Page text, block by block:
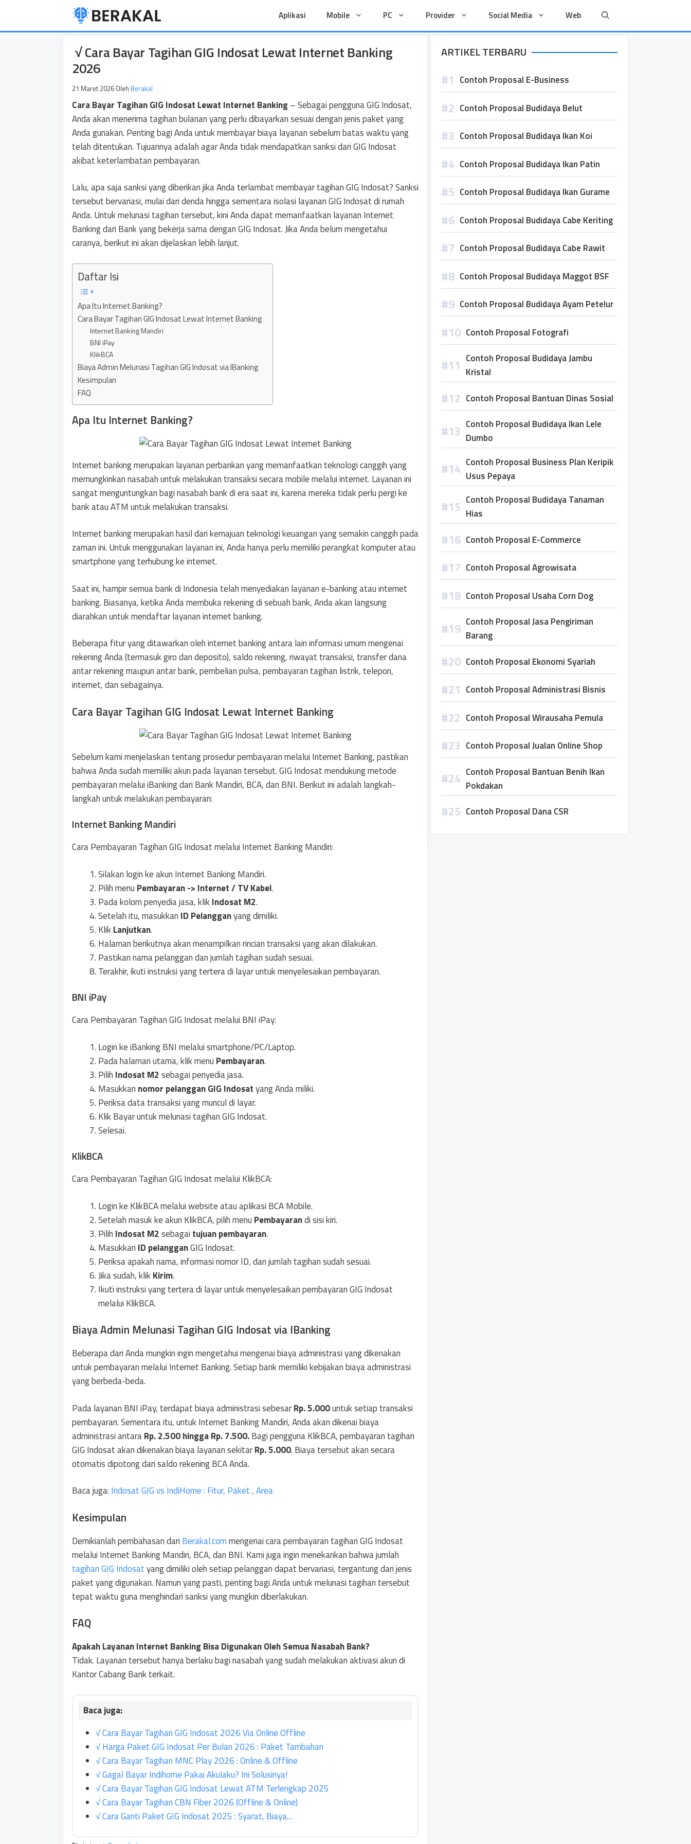
isi
Aplikasi Mobile PC Provider Social Media Web
√ Cara Bayar Tagihan GIG Indosat Lewat Internet Banking
2026
21 Maret 2026 Oleh Berakal
Cara Bayar Tagihan GIG Indosat Lewat Internet Banking – Sebagai pengguna GIG Indosat,
Anda akan menerima tagihan bulanan yang perlu dibayarkan sesuai dengan jenis paket yang
Anda gunakan. Penting bagi Anda untuk membayar biaya layanan sebelum batas waktu yang
telah ditentukan. Tujuannya adalah agar Anda tidak mendapatkan sanksi dari GIG Indosat
akibat keterlambatan pembayaran.
Lalu, apa saja sanksi yang diberikan jika Anda terlambat membayar tagihan GIG Indosat? Sanksi
tersebut bervariasi, mulai dari denda hingga sementara isolasi layanan GIG Indosat di rumah
Anda. Untuk melunasi tagihan tersebut, kini Anda dapat memanfaatkan layanan Internet
Banking dari Bank yang bekerja sama dengan GIG Indosat. Jika Anda belum mengetahui
caranya, berikut ini akan dijelaskan lebih lanjut.
Daftar Isi
Apa Itu Internet Banking?
Cara Bayar Tagihan GIG Indosat Lewat Internet Banking
Internet Banking Mandiri
BNI iPay
KlikBCA
Biaya Admin Melunasi Tagihan GIG Indosat via IBanking
Kesimpulan
FAQ
Apa Itu Internet Banking?
Internet banking merupakan layanan perbankan yang memanfaatkan teknologi canggih yang
memungkinkan nasabah untuk melakukan transaksi secara mobile melalui internet. Layanan ini
sangat menguntungkan bagi nasabah bank di era saat ini, karena mereka tidak perlu pergi ke
bank atau ATM untuk melakukan transaksi.
Internet banking merupakan hasil dari kemajuan teknologi keuangan yang semakin canggih pada
zaman ini. Untuk menggunakan layanan ini, Anda hanya perlu memiliki perangkat komputer atau
smartphone yang terhubung ke internet.
Saat ini, hampir semua bank di Indonesia telah menyediakan layanan e-banking atau internet
banking. Biasanya, ketika Anda membuka rekening di sebuah bank, Anda akan langsung
diarahkan untuk mendaftar layanan internet banking.
Beberapa fitur yang ditawarkan oleh internet banking antara lain informasi umum mengenai
rekening Anda (termasuk giro dan deposito), saldo rekening, riwayat transaksi, transfer dana
antar rekening maupun antar bank, pembelian pulsa, pembayaran tagihan listrik, telepon,
internet, dan sebagainya.
Cara Bayar Tagihan GIG Indosat Lewat Internet Banking
Sebelum kami menjelaskan tentang prosedur pembayaran melalui Internet Banking, pastikan
bahwa Anda sudah memiliki akun pada layanan tersebut. GIG Indosat mendukung metode
pembayaran melalui iBanking dari Bank Mandiri, BCA, dan BNI. Berikut ini adalah langkah-
langkah untuk melakukan pembayaran:
Internet Banking Mandiri
Cara Pembayaran Tagihan GIG Indosat melalui Internet Banking Mandiri:
Silakan login ke akun Internet Banking Mandiri.
Pilih menu Pembayaran -> Internet / TV Kabel.
Pada kolom penyedia jasa, klik Indosat M2.
Setelah itu, masukkan ID Pelangganyang dimiliki.
Klik Lanjutkan.
Halaman berikutnya akan menampilkan rincian transaksi yang akan dilakukan.
Pastikan nama pelanggan dan jumlah tagihan sudah sesuai.
Terakhir, ikuti instruksi yang tertera di layar untuk menyelesaikan pembayaran.
BNI iPay
Cara Pembayaran Tagihan GIG Indosat melalui BNI iPay:
Login ke iBanking BNI melalui smartphone/PC/Laptop.
Pada halaman utama, klik menu Pembayaran.
Pilih Indosat M2 sebagai penyedia jasa.
Masukkan nomor pelanggan GIG Indosatyang Anda miliki.
Periksa data transaksi yang muncul di layar.
Klik Bayar untuk melunasi tagihan GIG Indosat.
Selesai.
KlikBCA
Cara Pembayaran Tagihan GIG Indosat melalui KlikBCA:
Login ke KlikBCA melalui website atau aplikasi BCA Mobile.
Setelah masuk ke akun KlikBCA, pilih menu Pembayarandi sisi kiri.
Pilih Indosat M2 sebagai tujuan pembayaran.
Masukkan ID pelangganGIG Indosat.
Periksa apakah nama, informasi nomor ID, dan jumlah tagihan sudah sesuai.
Jika sudah, klik Kirim.
Ikuti instruksi yang tertera di layar untuk menyelesaikan pembayaran GIG Indosat
melalui KlikBCA.
Biaya Admin Melunasi Tagihan GIG Indosat via IBanking
Beberapa dari Anda mungkin ingin mengetahui mengenai biaya administrasi yang dikenakan
untuk pembayaran melalui Internet Banking. Setiap bank memiliki kebijakan biaya administrasi
yang berbeda-beda.
Pada layanan BNI iPay, terdapat biaya administrasi sebesarRp. 5.000untuk setiap transaksi
pembayaran. Sementara itu, untuk Internet Banking Mandiri, Anda akan dikenai biaya
administrasi antaraRp. 2.500 hingga Rp. 7.500.Bagi pengguna KlikBCA, pembayaran tagihan
GIG Indosat akan dikenakan biaya layanan sekitarRp. 5.000. Biaya tersebut akan secara
otomatis dipotong dari saldo rekening BCA Anda.
Baca juga: Indosat GIG vs IndiHome : Fitur, Paket , Area
Kesimpulan
Demikianlah pembahasan dari Berakal.commengenai cara pembayaran tagihan GIG Indosat
melalui Internet Banking Mandiri, BCA, dan BNI. Kami juga ingin menekankan bahwa jumlah
tagihan GIG Indosatyang dimiliki oleh setiap pelanggan dapat bervariasi, tergantung dari jenis
paket yang digunakan. Namun yang pasti, penting bagi Anda untuk melunasi tagihan tersebut
tepat waktu guna menghindari sanksi yang mungkin diberlakukan.
FAQ
Apakah Layanan Internet Banking Bisa Digunakan Oleh Semua Nasabah Bank?
Tidak. Layanan tersebut hanya berlaku bagi nasabah yang sudah melakukan aktivasi akun di
Kantor Cabang Bank terkait.
√ Cara Bayar Tagihan GIG Indosat 2026 Via Online Offline
√ Harga Paket GIG Indosat Per Bulan 2026 : Paket Tambahan
√ Cara Bayar Tagihan MNC Play 2026 : Online & Offline
√ Gagal Bayar Indihome Pakai Akulaku? Ini Solusinya!
√ Cara Bayar Tagihan GIG Indosat Lewat ATM Terlengkap 2025
√ Cara Bayar Tagihan CBN Fiber 2026 (Offline & Online)
√ Cara Ganti Paket GIG Indosat 2025 : Syarat, Biaya…
ARTIKEL TERBARU
Contoh Proposal E-Business
Contoh Proposal Budidaya Belut
Contoh Proposal Budidaya Ikan Koi
Contoh Proposal Budidaya Ikan Patin
Contoh Proposal Budidaya Ikan Gurame
Contoh Proposal Budidaya Cabe Keriting
Contoh Proposal Budidaya Cabe Rawit
Contoh Proposal Budidaya Maggot BSF
Contoh Proposal Budidaya Ayam Petelur
Contoh Proposal Fotografi
Contoh Proposal Budidaya Jambu
Kristal
Contoh Proposal Bantuan Dinas Sosial
Contoh Proposal Budidaya Ikan Lele
Dumbo
Contoh Proposal Business Plan Keripik
Usus Pepaya
Contoh Proposal Budidaya Tanaman
Hias
Contoh Proposal E-Commerce
Contoh Proposal Agrowisata
Contoh Proposal Usaha Corn Dog
Contoh Proposal Jasa Pengiriman
Barang
Contoh Proposal Ekonomi Syariah
Contoh Proposal Administrasi Bisnis
Contoh Proposal Wirausaha Pemula
Contoh Proposal Jualan Online Shop
Contoh Proposal Bantuan Benih Ikan
Pokdakan
Contoh Proposal Dana CSR